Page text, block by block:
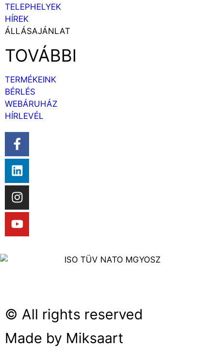
TELEPHELYEK
HÍREK
ÁLLÁSAJÁNLAT
TOVÁBBI
TERMÉKEINK
BÉRLÉS
WEBÁRUHÁZ
HÍRLEVÉL
© All rights reserved
Made by Miksaart